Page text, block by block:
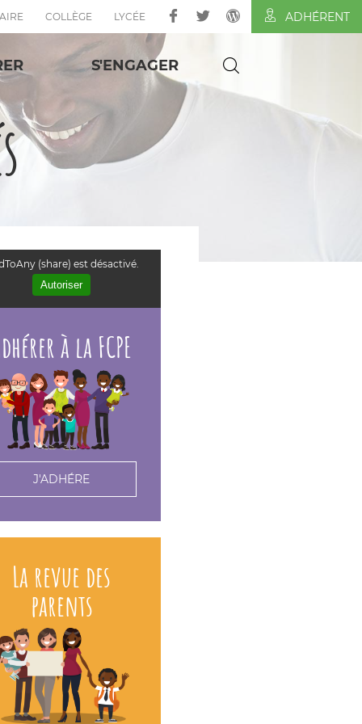
COLLÈGE LYCÉE ADHÉRENT
S'ENGAGER
(share) est désactivé.
Autoriser
à la FCPE
J'ADHÉRE
La revue des
parents